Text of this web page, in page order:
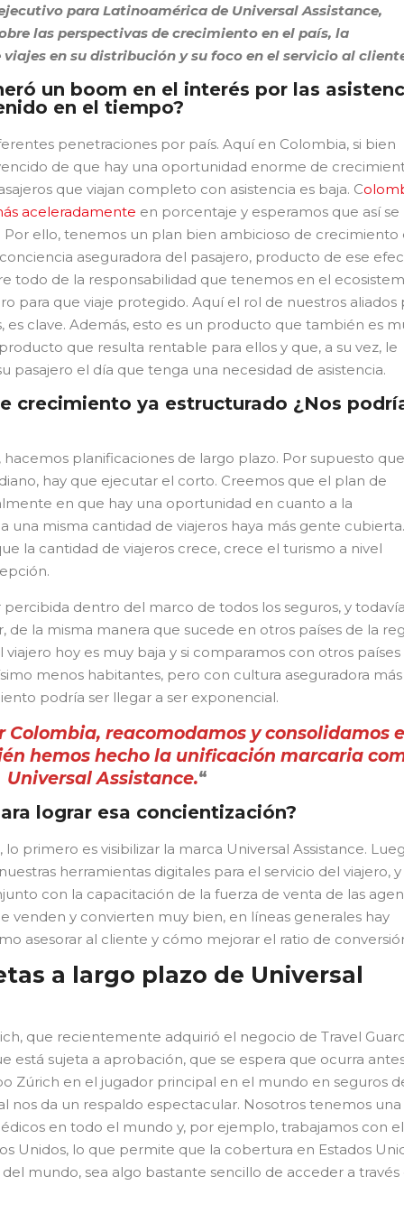
para Latinoamérica de Universal Assistance,
las perspectivas de crecimiento en el país, la
en su distribución y su foco en el servicio al
un boom en el interés por las
en el tiempo?
penetraciones por país. Aquí en Colombia, si bien
de que hay una oportunidad enorme de
que viajan completo con asistencia es baja. C
aceleradamente en porcentaje y esperamos que así se
ello, tenemos un plan bien ambicioso de crecimiento
aseguradora del pasajero, producto de ese
todo de la responsabilidad que tenemos en el
para que viaje protegido. Aquí el rol de nuestros aliados
es clave. Además, esto es un producto que también es
que resulta rentable para ellos y que, a su vez, le
pasajero el día que tenga una necesidad de asistencia.
crecimiento ya estructurado ¿Nos
planificaciones de largo plazo. Por supuesto que
hay que ejecutar el corto. Creemos que el plan de
en que hay una oportunidad en cuanto a la
una misma cantidad de viajeros haya más gente cubierta.
la cantidad de viajeros crece, crece el turismo a nivel
percibida dentro del marco de todos los seguros, y
de la misma manera que sucede en otros países de la
hoy es muy baja y si comparamos con otros países
menos habitantes, pero con cultura aseguradora más
podría ser llegar a ser exponencial.
Colombia, reacomodamos y consolidamos
hemos hecho la unificación marcaria
Universal Assistance.“
lograr esa concientización?
primero es visibilizar la marca Universal Assistance.
herramientas digitales para el servicio del viajero,
con la capacitación de la fuerza de venta de las
venden y convierten muy bien, en líneas generales hay
asesorar al cliente y cómo mejorar el ratio de
a largo plazo de Universal
que recientemente adquirió el negocio de Travel
está sujeta a aprobación, que se espera que ocurra
Zúrich en el jugador principal en el mundo en seguros
nos da un respaldo espectacular. Nosotros tenemos una
en todo el mundo y, por ejemplo, trabajamos con el
Unidos, lo que permite que la cobertura en Estados
mundo, sea algo bastante sencillo de acceder a través